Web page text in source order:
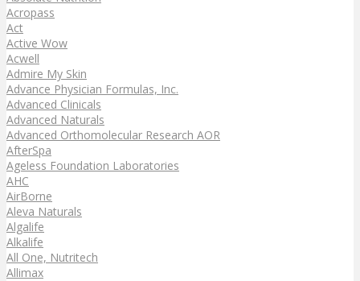
Acropass
Act
Active Wow
Acwell
Admire My Skin
Advance Physician Formulas, Inc.
Advanced Clinicals
Advanced Naturals
Advanced Orthomolecular Research AOR
AfterSpa
Ageless Foundation Laboratories
AHC
AirBorne
Aleva Naturals
Algalife
Alkalife
All One, Nutritech
Allimax